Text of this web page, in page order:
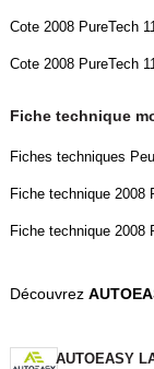
- Possibilité
conditions dans
gris
Vignette Crit’Air
Cote 2008 PureTech
Cote 2008 PureTech
Fiche technique
Fiches techniques
Fiche technique 2008
Fiche technique 2008
Découvrez
AUTOEASY